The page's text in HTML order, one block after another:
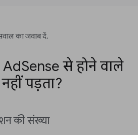
का जवाब दें.
से होने वाले
पड़ता?
की संख्या